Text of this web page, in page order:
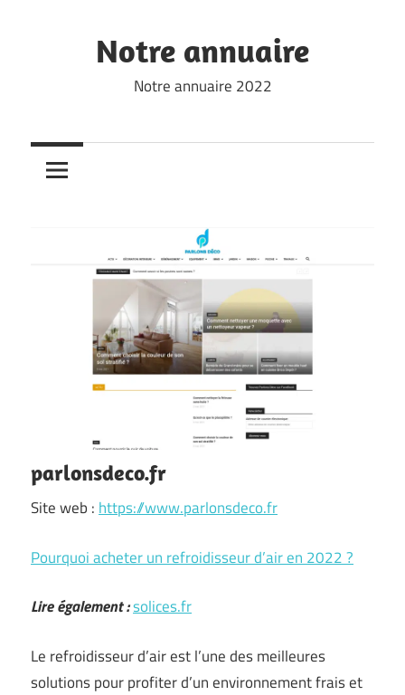
Notre annuaire
Notre annuaire 2022
parlonsdeco.fr
Site web : https://www.parlonsdeco.fr
Pourquoi acheter un refroidisseur d’air en 2022 ?
Lire également :solices.fr
Le refroidisseur d’air est l’une des meilleures
solutions pour profiter d’un environnement frais et